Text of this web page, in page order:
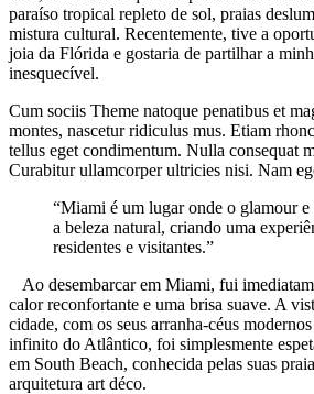
paraíso tropical repleto de sol, praias
mistura cultural. Recentemente, tive a
joia da Flórida e gostaria de partilhar a
inesquecível.
Cum sociis Theme natoque penatibus et
montes, nascetur ridiculus mus. Etiam
tellus eget condimentum. Nulla consequat
Curabitur ullamcorper ultricies nisi. Nam
“Miami é um lugar onde o glamour
a beleza natural, criando uma
residentes e visitantes.”
Ao desembarcar em Miami, fui
calor reconfortante e uma brisa suave. A
cidade, com os seus arranha-céus
infinito do Atlântico, foi simplesmente
em South Beach, conhecida pelas suas
arquitetura art déco.